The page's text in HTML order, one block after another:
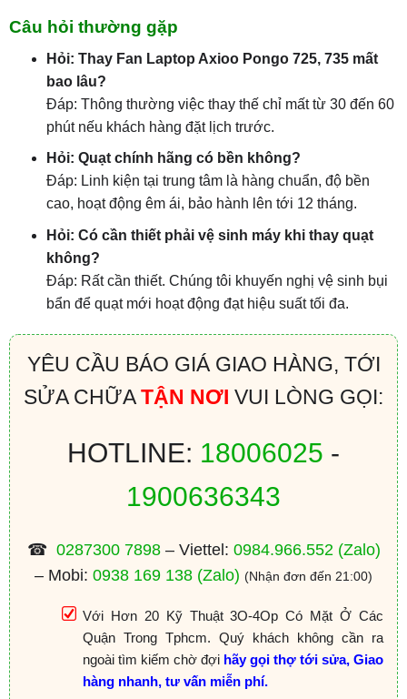
Câu hỏi thường gặp
Hỏi: Thay Fan Laptop Axioo Pongo 725, 735 mất
bao lâu?
Đáp: Thông thường việc thay thế chỉ mất từ 30 đến 60
phút nếu khách hàng đặt lịch trước.
Hỏi: Quạt chính hãng có bền không?
Đáp: Linh kiện tại trung tâm là hàng chuẩn, độ bền
cao, hoạt động êm ái, bảo hành lên tới 12 tháng.
Hỏi: Có cần thiết phải vệ sinh máy khi thay quạt
không?
Đáp: Rất cần thiết. Chúng tôi khuyến nghị vệ sinh bụi
bẩn để quạt mới hoạt động đạt hiệu suất tối đa.
YÊU CẦU BÁO GIÁ GIAO HÀNG, TỚI
SỬA CHỮA TẬN NƠI VUI LÒNG GỌI:
HOTLINE: 18006025 -
1900636343
☎ 0287300 7898– Viettel: 0984.966.552 (Zalo)
– Mobi: 0938 169 138 (Zalo) (Nhận đơn đến 21:00)
Với Hơn 20 Kỹ Thuật 3O-4Op Có Mặt Ở Các
Quận Trong Tphcm. Quý khách không cần ra
ngoài tìm kiếm chờ đợi hãy gọi thợ tới sửa, Giao
hàng nhanh, tư vấn miễn phí.